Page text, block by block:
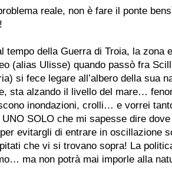
reale, non è fare il ponte
tempo della Guerra di Troia, la zona
(alias Ulisse) quando passò fra
si fece legare all’albero della sua
sta alzando il livello del mare…
inondazioni, crolli… e vorrei
UNO SOLO che mi sapesse dire
evitargli di entrare in oscillazione
che vi si trovano sopra! La
ma non potrà mai imporle alla